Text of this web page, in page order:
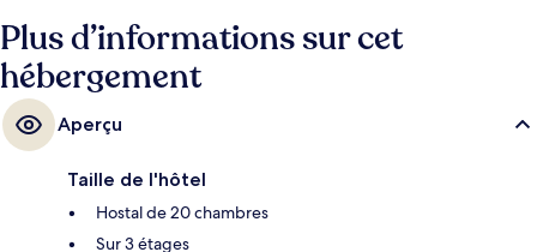
enfants.
Plus d’informations sur cet
hébergement
Aperçu
Taille de l'hôtel
Hostal de 20 chambres
Sur 3 étages